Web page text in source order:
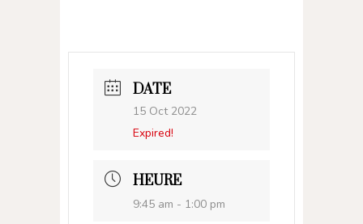
DATE
15 Oct 2022
Expired!
HEURE
9:45 am - 1:00 pm